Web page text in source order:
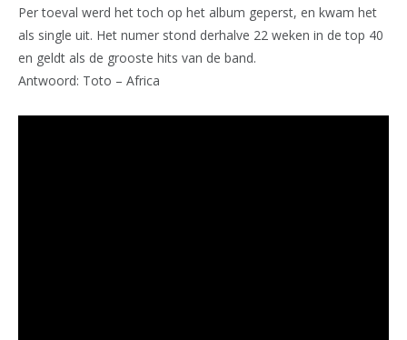
Per toeval werd het toch op het album geperst, en kwam het
als single uit. Het numer stond derhalve 22 weken in de top 40
en geldt als de grooste hits van de band.
Antwoord: Toto – Africa